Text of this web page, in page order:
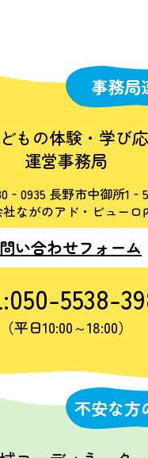
事務局
もの体験・学び
運営事務局
長野市中御所
ながのアド・ビューロ
い合わせフォーム
5538-
（平日10:00～18:00）
不安な方